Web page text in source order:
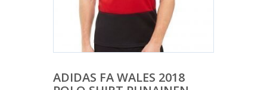
ADIDAS FA WALES 2018